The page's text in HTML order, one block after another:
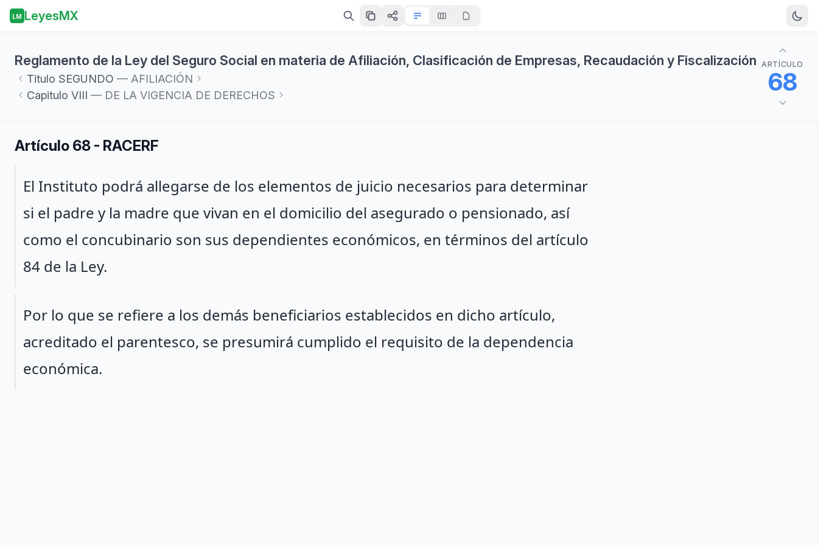
LM LeyesMX
Reglamento de la Ley del Seguro Social en materia de Afiliación, Clasificación de Empresas, Recaudación y Fiscalización
Titulo SEGUNDO — AFILIACIÓN
Capitulo VIII — DE LA VIGENCIA DE DERECHOS
ARTÍCULO
68
Artículo 68 - RACERF
Párrafo 1
El Instituto podrá allegarse de los elementos de juicio necesarios para determinar
si el padre y la madre que vivan en el domicilio del asegurado o pensionado, así
como el concubinario son sus dependientes económicos, en términos del artículo
84 de la Ley.
Párrafo 2
Por lo que se refiere a los demás beneficiarios establecidos en dicho artículo,
acreditado el parentesco, se presumirá cumplido el requisito de la dependencia
económica.